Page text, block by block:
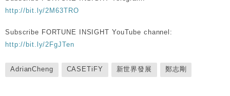
http://bit.ly/2M63TRO
Subscribe FORTUNE INSIGHT YouTube channel:
http://bit.ly/2FgJTen
AdrianCheng CASETiFY 新世界發展 鄭志剛